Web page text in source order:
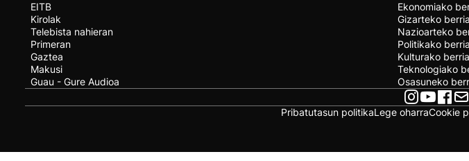
EITB
Kirolak
Telebista nahieran
Primeran
Gaztea
Makusi
Guau - Gure Audioa
Ekonomiako
Gizarteko
Nazioarteko
Politikako
Kulturako
Teknologiako
Osasuneko
Pribatutasun politikaLege oharraCookie